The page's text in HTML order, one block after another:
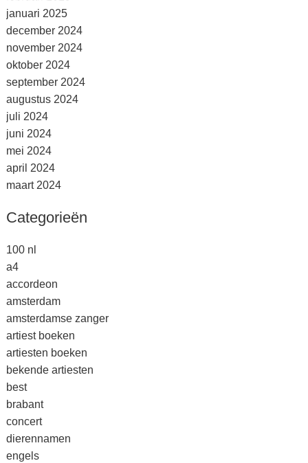
januari 2025
december 2024
november 2024
oktober 2024
september 2024
augustus 2024
juli 2024
juni 2024
mei 2024
april 2024
maart 2024
Categorieën
100 nl
a4
accordeon
amsterdam
amsterdamse zanger
artiest boeken
artiesten boeken
bekende artiesten
best
brabant
concert
dierennamen
engels